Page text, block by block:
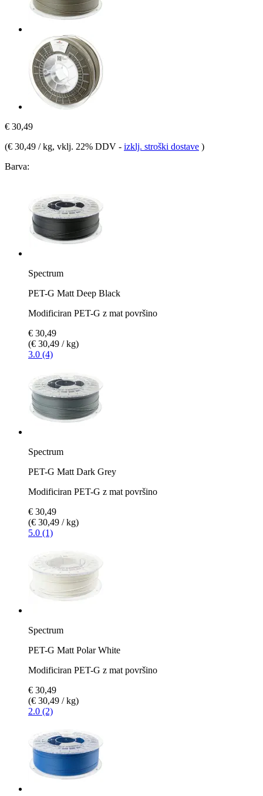
€ 30,49
(€ 30,49 / kg, vklj. 22% DDV - izklj. stroški dostave )
Barva:
Spectrum
PET-G Matt Deep Black
Modificiran PET-G z mat površino
€ 30,49
(€ 30,49 / kg)
3.0 (4)
Spectrum
PET-G Matt Dark Grey
Modificiran PET-G z mat površino
€ 30,49
(€ 30,49 / kg)
5.0 (1)
Spectrum
PET-G Matt Polar White
Modificiran PET-G z mat površino
€ 30,49
(€ 30,49 / kg)
2.0 (2)